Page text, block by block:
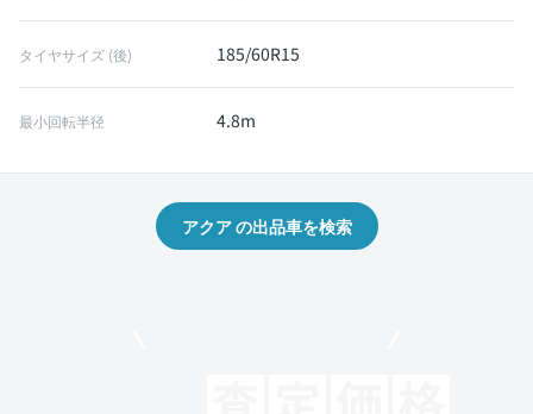
タイヤサイズ (後) 185/60R15
最小回転半径 4.8m
アクア の出品車を検索